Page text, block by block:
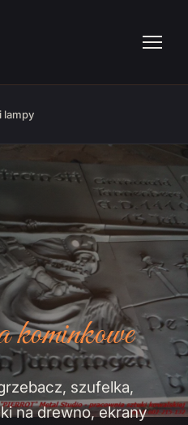
lampy
kominkowe
szufelka,
na drewno, ekrany